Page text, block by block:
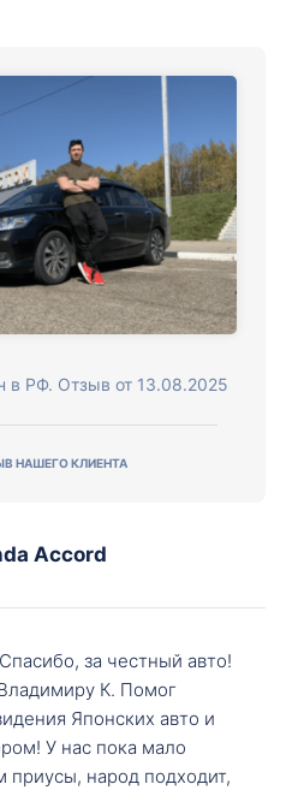
в РФ. Отзыв от 13.08.2025
НАШЕГО КЛИЕНТА
Accord
за честный авто!
К. Помог
Японских авто и
У нас пока мало
приусы, народ подходит,